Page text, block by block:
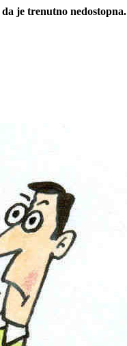
je trenutno nedostopna.